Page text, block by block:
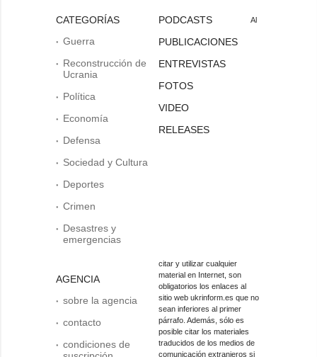
CATEGORÍAS
Guerra
Reconstrucción de
Ucrania
Política
Economía
Defensa
Sociedad y Cultura
Deportes
Crimen
Desastres y
emergencias
AGENCIA
sobre la agencia
contacto
condiciones de
PODCASTS
PUBLICACIONES
ENTREVISTAS
FOTOS
VIDEO
RELEASES
Al
citar y utilizar cualquier
material en Internet, son
obligatorios los enlaces al
sitio web ukrinform.es que no
sean inferiores al primer
párrafo. Además, sólo es
posible citar los materiales
traducidos de los medios de
comunicación extranjeros si